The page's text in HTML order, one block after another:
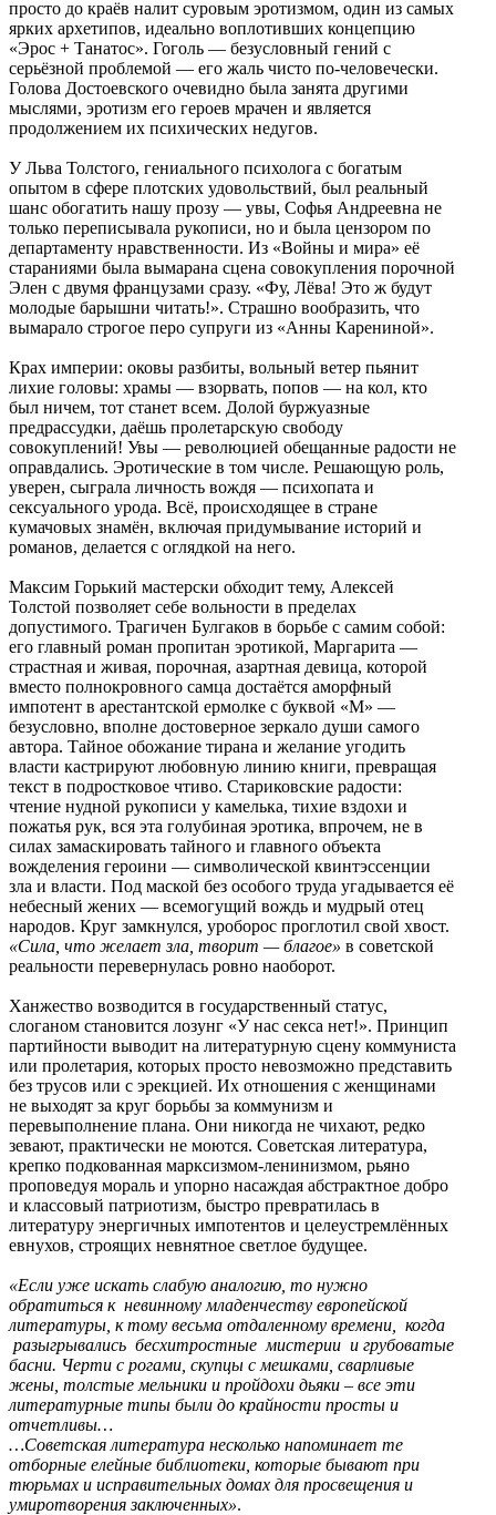
просто до краёв налит суровым эротизмом, один из самых
ярких архетипов, идеально воплотивших концепцию
«Эрос + Танатос». Гоголь — безусловный гений с
серьёзной проблемой — его жаль чисто по-человечески.
Голова Достоевского очевидно была занята другими
мыслями, эротизм его героев мрачен и является
продолжением их психических недугов.
У Льва Толстого, гениального психолога с богатым
опытом в сфере плотских удовольствий, был реальный
шанс обогатить нашу прозу — увы, Софья Андреевна не
только переписывала рукописи, но и была цензором по
департаменту нравственности. Из «Войны и мира» её
стараниями была вымарана сцена совокупления порочной
Элен с двумя французами сразу. «Фу, Лёва! Это ж будут
молодые барышни читать!». Страшно вообразить, что
вымарало строгое перо супруги из «Анны Карениной».
Крах империи: оковы разбиты, вольный ветер пьянит
лихие головы: храмы — взорвать, попов — на кол, кто
был ничем, тот станет всем. Долой буржуазные
предрассудки, даёшь пролетарскую свободу
совокуплений! Увы — революцией обещанные радости не
оправдались. Эротические в том числе. Решающую роль,
уверен, сыграла личность вождя — психопата и
сексуального урода. Всё, происходящее в стране
кумачовых знамён, включая придумывание историй и
романов, делается с оглядкой на него.
Максим Горький мастерски обходит тему, Алексей
Толстой позволяет себе вольности в пределах
допустимого. Трагичен Булгаков в борьбе с самим собой:
его главный роман пропитан эротикой, Маргарита —
страстная и живая, порочная, азартная девица, которой
вместо полнокровного самца достаётся аморфный
импотент в арестантской ермолке с буквой «М» —
безусловно, вполне достоверное зеркало души самого
автора. Тайное обожание тирана и желание угодить
власти кастрируют любовную линию книги, превращая
текст в подростковое чтиво. Стариковские радости:
чтение нудной рукописи у камелька, тихие вздохи и
пожатья рук, вся эта голубиная эротика, впрочем, не в
силах замаскировать тайного и главного объекта
вожделения героини — символической квинтэссенции
зла и власти. Под маской без особого труда угадывается её
небесный жених — всемогущий вождь и мудрый отец
народов. Круг замкнулся, уроборос проглотил свой хвост.
«Сила, что желает зла, творит — благое» в советской
реальности перевернулась ровно наоборот.
Ханжество возводится в государственный статус,
слоганом становится лозунг «У нас секса нет!». Принцип
партийности выводит на литературную сцену коммуниста
или пролетария, которых просто невозможно представить
без трусов или с эрекцией. Их отношения с женщинами
не выходят за круг борьбы за коммунизм и
перевыполнение плана. Они никогда не чихают, редко
зевают, практически не моются. Советская литература,
крепко подкованная марксизмом-ленинизмом, рьяно
проповедуя мораль и упорно насаждая абстрактное добро
и классовый патриотизм, быстро превратилась в
литературу энергичных импотентов и целеустремлённых
евнухов, строящих невнятное светлое будущее.
«Если уже искать слабую аналогию, то нужно
обратиться к невинному младенчеству европейской
литературы, к тому весьма отдаленному времени, когда
разыгрывались бесхитростные мистерии и грубоватые
басни. Черти с рогами, скупцы с мешками, сварливые
жены, толстые мельники и пройдохи дьяки – все эти
литературные типы были до крайности просты и
отчетливы…
…Советская литература несколько напоминает те
отборные елейные библиотеки, которые бывают при
тюрьмах и исправительных домах для просвещения и
умиротворения заключенных».